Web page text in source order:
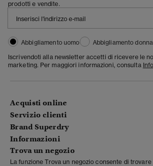
prodotti e vendite.
Abbigliamento uomo
Abbigliamento donna
Iscrivendoti alla newsletter accetti di ricevere le
marketing. Per maggiori informazioni, consulta
Acquisti online
Servizio clienti
Brand Superdry
Informazioni
Trova un negozio
La funzione Trova un negozio consente di